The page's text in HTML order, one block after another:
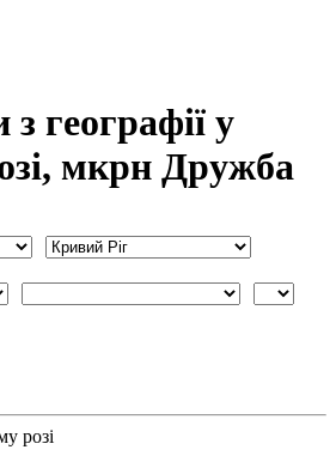
географії у
мкрн Дружба
розі